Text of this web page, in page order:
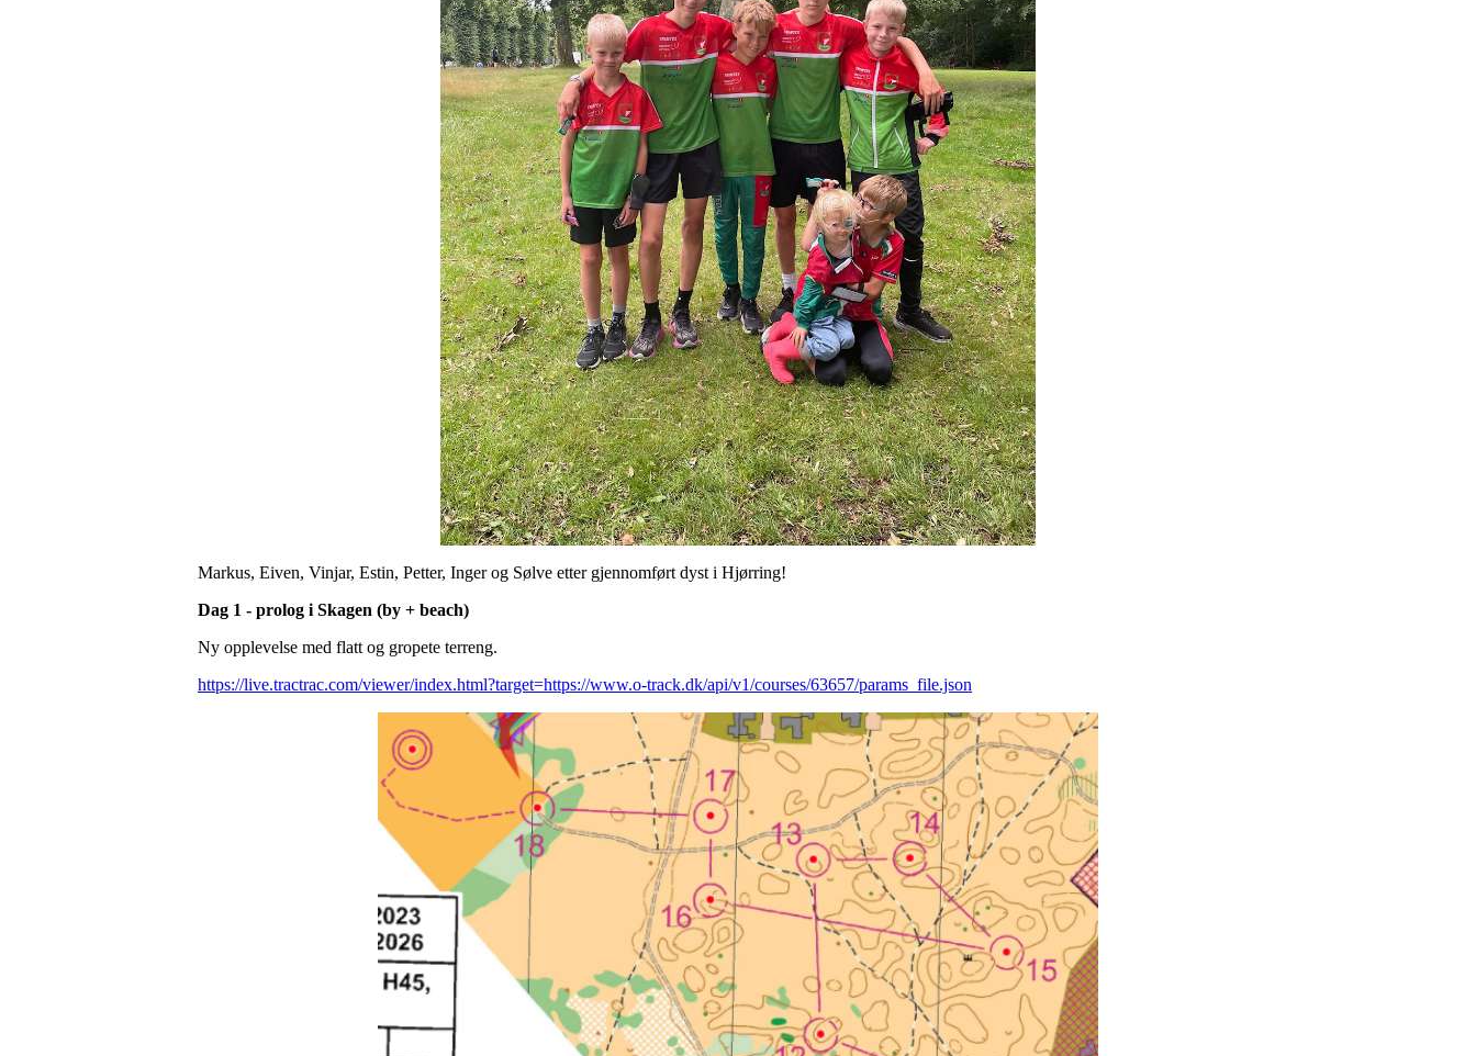
Markus, Eiven, Vinjar, Estin, Petter, Inger og Sølve etter gjennomført dyst i Hjørring!
Dag 1 - prolog i Skagen (by + beach)
Ny opplevelse med flatt og gropete terreng.
https://live.tractrac.com/viewer/index.html?target=https://www.o-track.dk/api/v1/courses/63657/params_file.json